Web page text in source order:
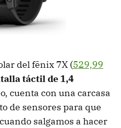
del fēnix ​​7X (529,99
táctil de 1,4
cuenta con una carcasa
de sensores para que
salgamos a hacer